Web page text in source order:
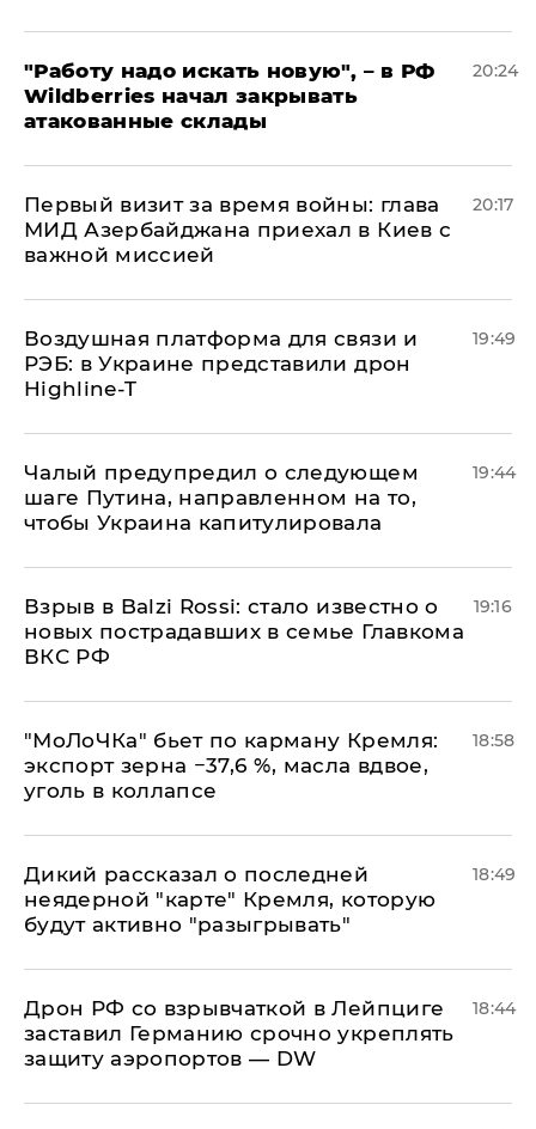
"Работу надо искать новую", – в РФ
Wildberries начал закрывать
атакованные склады
20:24
Первый визит за время войны: глава
МИД Азербайджана приехал в Киев с
важной миссией
20:17
Воздушная платформа для связи и
РЭБ: в Украине представили дрон
Highline-T
19:49
Чалый предупредил о следующем
шаге Путина, направленном на то,
чтобы Украина капитулировала
19:44
Взрыв в Balzi Rossi: стало известно о
новых пострадавших в семье Главкома
ВКС РФ
19:16
​"МоЛоЧКа" бьет по карману Кремля:
экспорт зерна −37,6 %, масла вдвое,
уголь в коллапсе
18:58
Дикий рассказал о последней
неядерной "карте" Кремля, которую
будут активно "разыгрывать"
18:49
​Дрон РФ со взрывчаткой в Лейпциге
заставил Германию срочно укреплять
защиту аэропортов — DW
18:44